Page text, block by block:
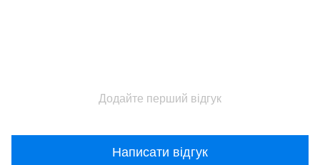
Додайте перший відгук
Написати відгук